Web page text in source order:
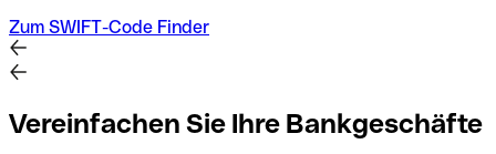
Zum SWIFT-Code Finder
Vereinfachen Sie Ihre Bankgeschäfte